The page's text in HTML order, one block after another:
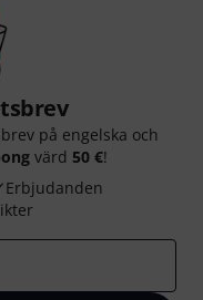
på engelska och
värd 50 €!
Erbjudanden